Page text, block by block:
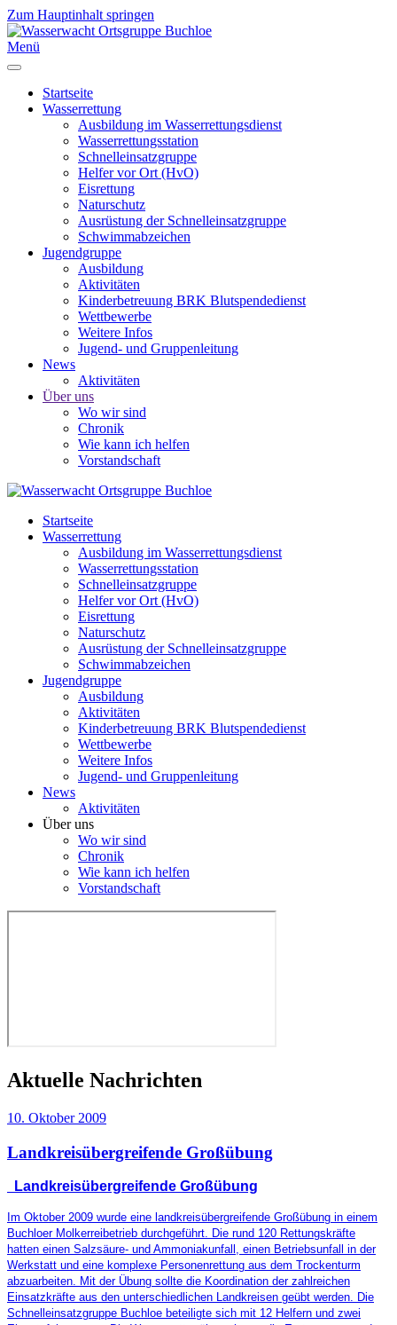
Zum Hauptinhalt springen
Menü
Startseite
Wasserrettung
Ausbildung im Wasserrettungsdienst
Wasserrettungsstation
Schnelleinsatzgruppe
Helfer vor Ort (HvO)
Eisrettung
Naturschutz
Ausrüstung der Schnelleinsatzgruppe
Schwimmabzeichen
Jugendgruppe
Ausbildung
Aktivitäten
Kinderbetreuung BRK Blutspendedienst
Wettbewerbe
Weitere Infos
Jugend- und Gruppenleitung
News
Aktivitäten
Über uns
Wo wir sind
Chronik
Wie kann ich helfen
Vorstandschaft
Startseite
Wasserrettung
Ausbildung im Wasserrettungsdienst
Wasserrettungsstation
Schnelleinsatzgruppe
Helfer vor Ort (HvO)
Eisrettung
Naturschutz
Ausrüstung der Schnelleinsatzgruppe
Schwimmabzeichen
Jugendgruppe
Ausbildung
Aktivitäten
Kinderbetreuung BRK Blutspendedienst
Wettbewerbe
Weitere Infos
Jugend- und Gruppenleitung
News
Aktivitäten
Über uns
Wo wir sind
Chronik
Wie kann ich helfen
Vorstandschaft
Aktuelle Nachrichten
10. Oktober 2009
Landkreisübergreifende Großübung
Landkreisübergreifende Großübung
Im Oktober 2009 wurde eine landkreisübergreifende Großübung in einem
Buchloer Molkerreibetrieb durchgeführt. Die rund 120 Rettungskräfte
hatten einen Salzsäure- und Ammoniakunfall, einen Betriebsunfall in der
Werkstatt und eine komplexe Personenrettung aus dem Trockenturm
abzuarbeiten. Mit der Übung sollte die Koordination der zahlreichen
Einsatzkräfte aus den unterschiedlichen Landkreisen geübt werden. Die
Schnelleinsatzgruppe Buchloe beteiligte sich mit 12 Helfern und zwei